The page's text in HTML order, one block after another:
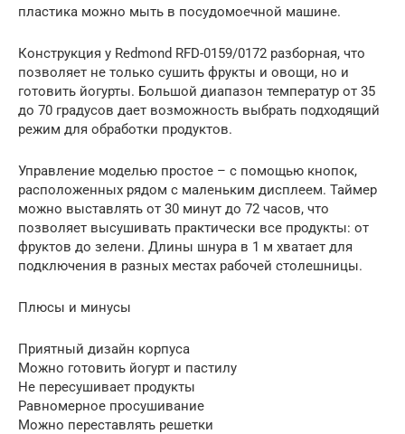
пластика можно мыть в посудомоечной машине.
Конструкция у Redmond RFD-0159/0172 разборная, что
позволяет не только сушить фрукты и овощи, но и
готовить йогурты. Большой диапазон температур от 35
до 70 градусов дает возможность выбрать подходящий
режим для обработки продуктов.
Управление моделью простое – с помощью кнопок,
расположенных рядом с маленьким дисплеем. Таймер
можно выставлять от 30 минут до 72 часов, что
позволяет высушивать практически все продукты: от
фруктов до зелени. Длины шнура в 1 м хватает для
подключения в разных местах рабочей столешницы.
Плюсы и минусы
Приятный дизайн корпуса
Можно готовить йогурт и пастилу
Не пересушивает продукты
Равномерное просушивание
Можно переставлять решетки